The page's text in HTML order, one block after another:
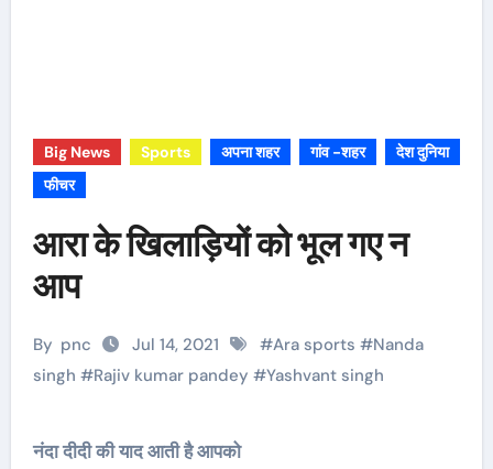
Big News Sports अपना शहर गांव -शहर
देश दुनिया
फीचर
आरा के खिलाड़ियों को भूल गए न
आप
By pnc Jul 14, 2021 #Ara sports #Nanda
singh #Rajiv kumar pandey #Yashvant singh
नंदा दीदी की याद आती है आपको